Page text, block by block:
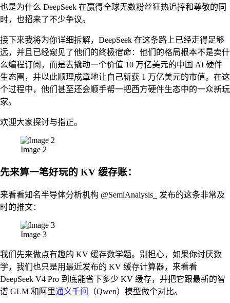
也是为什么 DeepSeek 在赢得全球无数粉丝狂热追捧和尊敬的同
时，也招来了不少争议。
接下来我将为你详细拆解，DeepSeek 在这条路上已经走得足够
远，并且已经窥见了他们的终极宿命：他们的格局根本不是卖什
么编程订阅，而是去撬动一个价值 10 万亿美元的中国 AI 硬件
生态圈，并以此顺理成章地让自己斩获 1 万亿美元的市值。在这
个过程中，他们甚至还会顺手帮一把西方硬件生态中的一众新玩
家。
欢迎大家探讨与指正。
Image 2
先来算一笔好玩的 KV 缓存账：
来看看知名半导体分析机构 @SemiAnalysis_ 发布的这条非常及
时的推文：
Image 3
我们先来做点有趣的 KV 缓存数学题。别担心，如果你讨厌数
学，我们也只是用最近发布的 KV 缓存计算器，来看看
DeepSeek V4 Pro 到底能省下多少 KV 缓存，并把它跟最新的智
谱 GLM 和阿里通义千问 （Qwen）模型做个对比。